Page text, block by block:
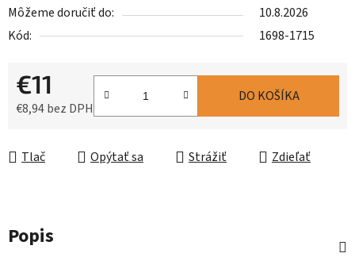
Môžeme doručiť do:
10.8.2026
Kód:
1698-1715
€11
€8,94 bez DPH
DO KOŠÍKA
Tlač Opýtať sa Strážiť Zdieľať
Popis